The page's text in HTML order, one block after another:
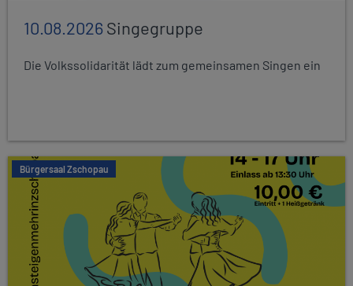
10.08.2026Singegruppe
Die Volkssolidarität lädt zum gemeinsamen Singen ein
Bürgersaal Zschopau